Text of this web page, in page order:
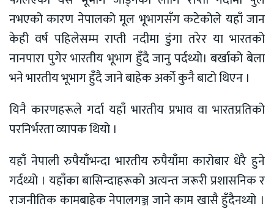
नभएको कारण नेपालको मूल भूभागसँग कटेकोले यहाँ जान
केही वर्ष पहिलेसम्म राप्ती नदीमा डुंगा तरेर या भारतको
नानपारा पुगेर भारतीय भूभाग हुँदै जानु पर्दथ्यो। बर्खाको बेला
भने भारतीय भूभाग हुँदै जाने बाहेक अर्को कुनै बाटो थिएन ।
यिनै कारणहरूले गर्दा यहाँ भारतीय प्रभाव वा भारतप्रतिको
परनिर्भरता व्यापक थियो ।
यहाँ नेपाली रुपैयाँभन्दा भारतीय रुपैयाँमा कारोबार धेरै हुने
गर्दथ्यो । यहाँका बासिन्दाहरूको अत्यन्त जरूरी प्रशासनिक र
राजनीतिक कामबाहेक नेपालगञ्ज जाने काम खासै हुँदैनथ्यो ।